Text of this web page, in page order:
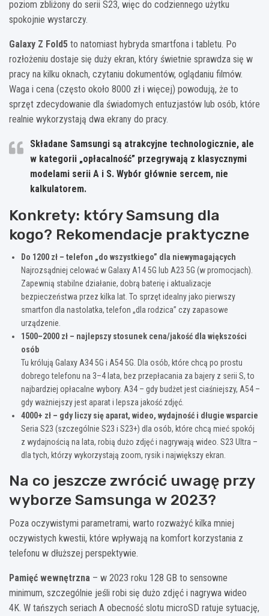
poziom zbliżony do serii S23, więc do codziennego użytku
spokojnie wystarczy.
Galaxy Z Fold5 to natomiast hybryda smartfona i tabletu. Po
rozłożeniu dostaje się duży ekran, który świetnie sprawdza się w
pracy na kilku oknach, czytaniu dokumentów, oglądaniu filmów.
Waga i cena (często około 8000 zł i więcej) powodują, że to
sprzęt zdecydowanie dla świadomych entuzjastów lub osób, które
realnie wykorzystają dwa ekrany do pracy.
Składane Samsungi są atrakcyjne technologicznie, ale
w kategorii „opłacalność” przegrywają z klasycznymi
modelami serii A i S. Wybór głównie sercem, nie
kalkulatorem.
Konkrety: który Samsung dla
kogo? Rekomendacje praktyczne
Do 1200 zł – telefon „do wszystkiego” dla niewymagających
Najrozsądniej celować w Galaxy A14 5G lub A23 5G (w promocjach).
Zapewnią stabilne działanie, dobrą baterię i aktualizacje
bezpieczeństwa przez kilka lat. To sprzęt idealny jako pierwszy
smartfon dla nastolatka, telefon „dla rodzica” czy zapasowe
urządzenie.
1500–2000 zł – najlepszy stosunek cena/jakość dla większości
osób
Tu królują Galaxy A34 5G i A54 5G. Dla osób, które chcą po prostu
dobrego telefonu na 3–4 lata, bez przepłacania za bajery z serii S, to
najbardziej opłacalne wybory. A34 – gdy budżet jest ciaśniejszy, A54 –
gdy ważniejszy jest aparat i lepsza jakość zdjęć.
4000+ zł – gdy liczy się aparat, wideo, wydajność i długie wsparcie
Seria S23 (szczególnie S23 i S23+) dla osób, które chcą mieć spokój
z wydajnością na lata, robią dużo zdjęć i nagrywają wideo. S23 Ultra –
dla tych, którzy wykorzystają zoom, rysik i największy ekran.
Na co jeszcze zwrócić uwagę przy
wyborze Samsunga w 2023?
Poza oczywistymi parametrami, warto rozważyć kilka mniej
oczywistych kwestii, które wpływają na komfort korzystania z
telefonu w dłuższej perspektywie.
Pamięć wewnętrzna – w 2023 roku 128 GB to sensowne
minimum, szczególnie jeśli robi się dużo zdjęć i nagrywa wideo
4K. W tańszych seriach A obecność slotu microSD ratuje sytuację,